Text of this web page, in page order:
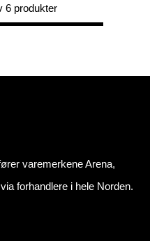
6 produkter
varemerkene Arena,
forhandlere i hele Norden.